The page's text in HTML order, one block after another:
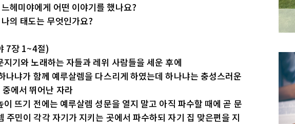
헤미야에게 어떤 이야기를 했나요?
의 태도는 무엇인가요?
7장 1~4절)
기와 노래하는 자들과 레위 사람들을 세운 후에
나냐가 함께 예루살렘을 다스리게 하였는데 하나냐는 충성스러운
에서 뛰어난 자라
뜨기 전에는 예루살렘 성문을 열지 말고 아직 파수할 때에 곧 문
주민이 각각 자기가 지키는 곳에서 파수하되 자기 집 맞은편을 지